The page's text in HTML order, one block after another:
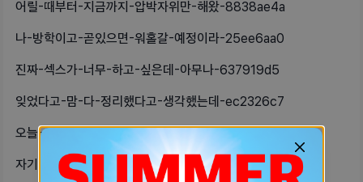
어릴-때부터-지금까지-압박자위만-해왔-8838ae4a
나-방학이고-곧있으면-워홀갈-예정이라-25ee6aa0
진짜-섹스가-너무-하고-싶은데-아무나-637919d5
잊었다고-맘-다-정리했다고-생각했는데-ec2326c7
오늘-첫-경험-했는데-나-삽입-자위도-707f941d
자기들-생리-6일차에-방금-관계했는데-25b40b6d